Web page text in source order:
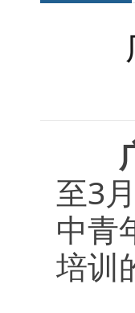
至3
中青
培训